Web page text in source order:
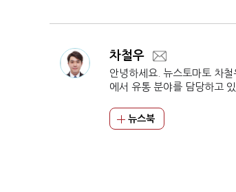
차철우
안녕하세요. 뉴스토마토 차
에서 유통 분야를 담당하고
뉴스북